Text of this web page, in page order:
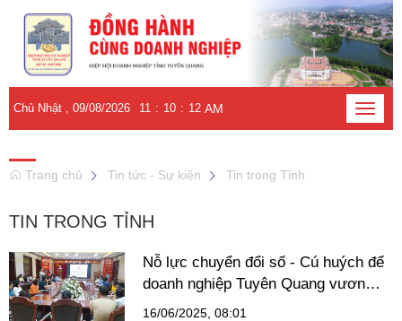
Toggle
Chủ Nhật , 09/08/2026 11 : 10 : 13 AM
Trang chủ Tin tức - Sự kiện Tin trong Tỉnh
TIN TRONG TỈNH
Nỗ lực chuyển đổi số - Cú huých để
doanh nghiệp Tuyên Quang vươn
mình
16/06/2025, 08:01